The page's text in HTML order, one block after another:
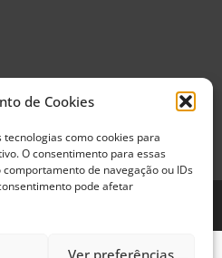
de Cookies
como cookies para
O consentimento para essas
de navegação ou IDs
pode afetar
Ver preferências